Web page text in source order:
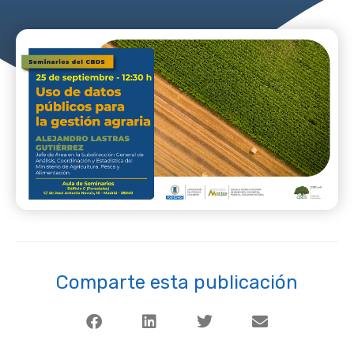
Comparte esta publicación